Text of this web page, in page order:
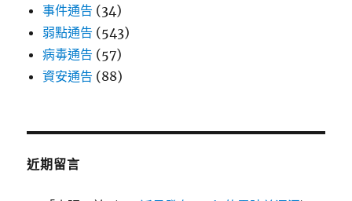
事件通告 (34)
弱點通告 (543)
病毒通告 (57)
資安通告 (88)
近期留言